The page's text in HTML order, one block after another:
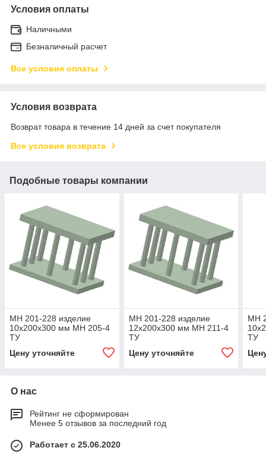
Условия оплаты
Наличными
Безналичный расчет
Все условия оплаты
Условия возврата
Возврат товара в течение 14 дней за счет покупателя
Все условия возврата
Подобные товары компании
МН 201-228 изделие
10x200x300 мм МН 205-4
ТУ
Цену уточняйте
МН 201-228 изделие
12x200x300 мм МН 211-4
ТУ
Цену уточняйте
МН
ТУ
О нас
Рейтинг не сформирован
Менее 5 отзывов за последний год
Работает с 25.06.2020